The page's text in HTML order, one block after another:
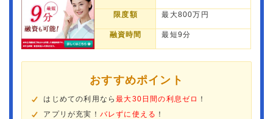
限度額 最大800万円
融資時間 最短9分
おすすめポイント
はじめての利用なら最大30日間の利息ゼロ ！
アプリが充実！ バレずに使える ！